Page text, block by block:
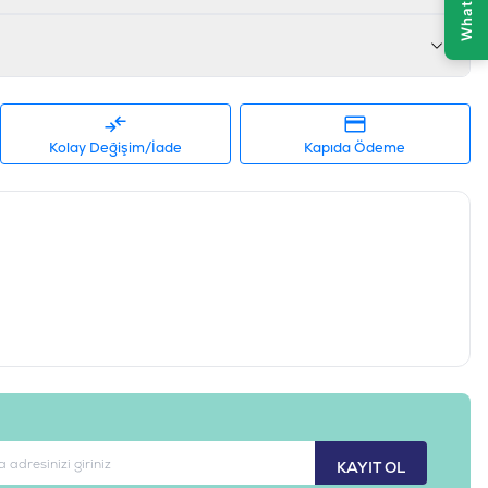
her bir sıvı çubuğu köpeğinize ödül olarak sunabilirsiniz. Açılan
Kolay Değişim/İade Kapıda Ödeme
KAYIT OL